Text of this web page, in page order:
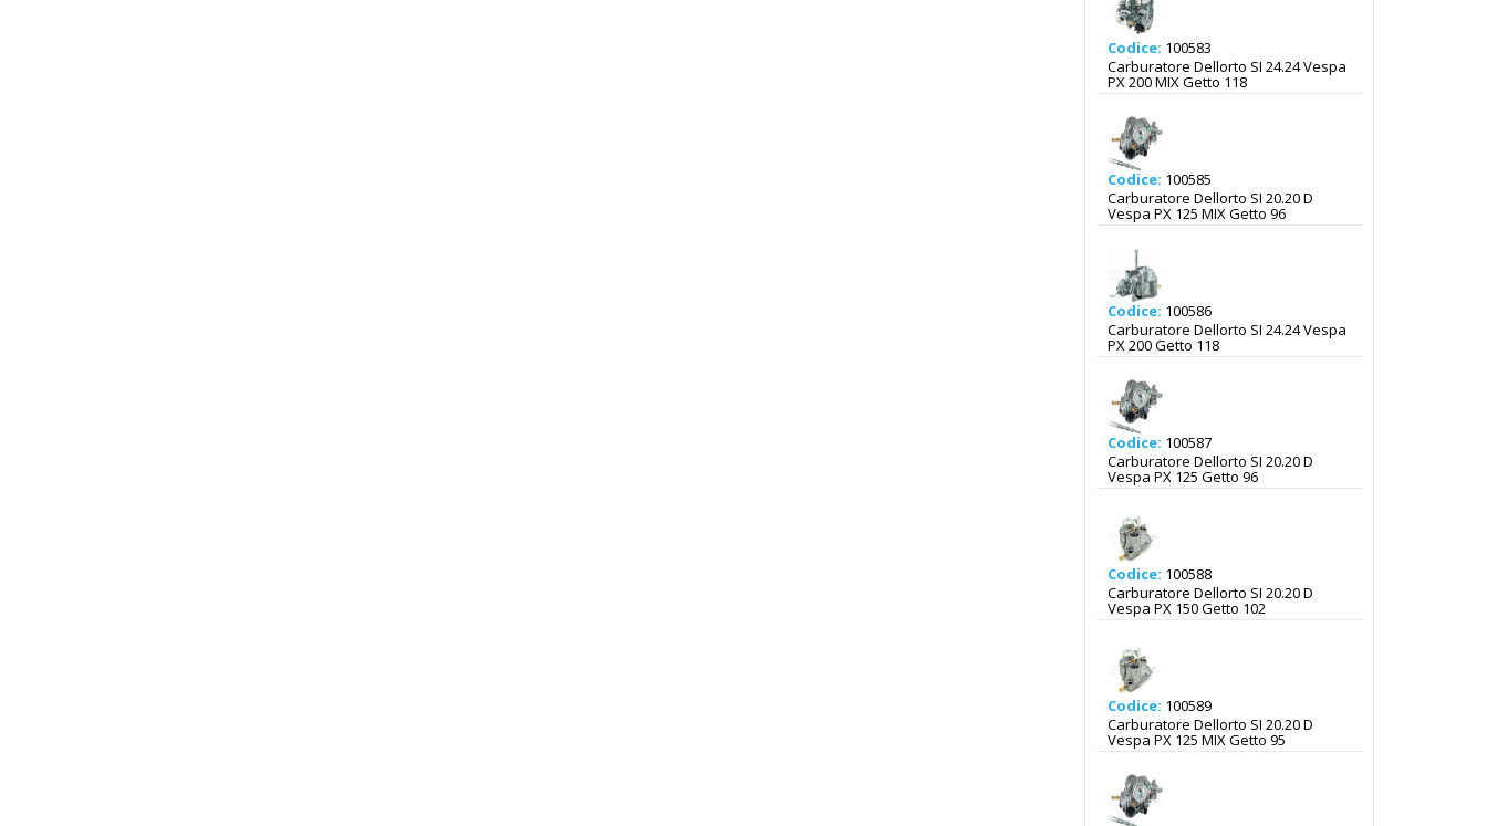
Codice: 100583
Carburatore Dellorto SI 24.24 Vespa
PX 200 MIX Getto 118
Codice: 100585
Carburatore Dellorto SI 20.20 D
Vespa PX 125 MIX Getto 96
Codice: 100586
Carburatore Dellorto SI 24.24 Vespa
PX 200 Getto 118
Codice: 100587
Carburatore Dellorto SI 20.20 D
Vespa PX 125 Getto 96
Codice: 100588
Carburatore Dellorto SI 20.20 D
Vespa PX 150 Getto 102
Codice: 100589
Carburatore Dellorto SI 20.20 D
Vespa PX 125 MIX Getto 95